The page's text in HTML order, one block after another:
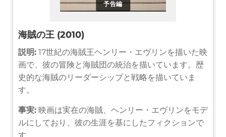
予告編
海賊の王 (2010)
説明: 17世紀の海賊王ヘンリー・エヴリンを描いた映
画で、彼の冒険と海賊団の統治を描いています。歴
史的な海賊のリーダーシップと戦略を描いていま
す。
事実: 映画は実在の海賊、ヘンリー・エヴリンをモデ
ルにしており、彼の生涯を基にしたフィクションで
す。